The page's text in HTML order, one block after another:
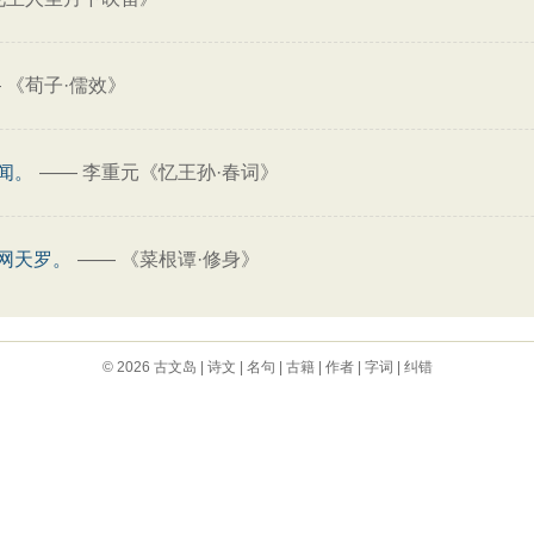
《荀子·儒效》
。 —— 李重元《忆王孙·春词》
天罗。 —— 《菜根谭·修身》
© 2026 古文岛 诗文 名句 古籍| 作者| 字词 纠错